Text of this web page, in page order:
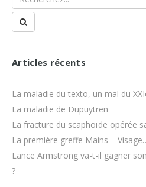
Articles récents
La maladie du texto, un mal du
La maladie de Dupuytren
La fracture du scaphoïde opérée
La première greffe Mains –
Lance Armstrong va-t-il gagner
?